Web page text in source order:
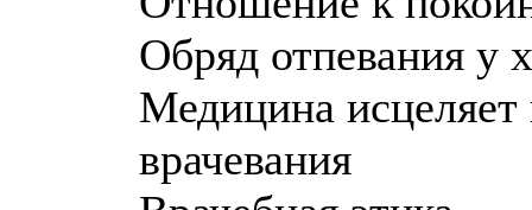
Обряд отпевания у
Медицина
врачевания